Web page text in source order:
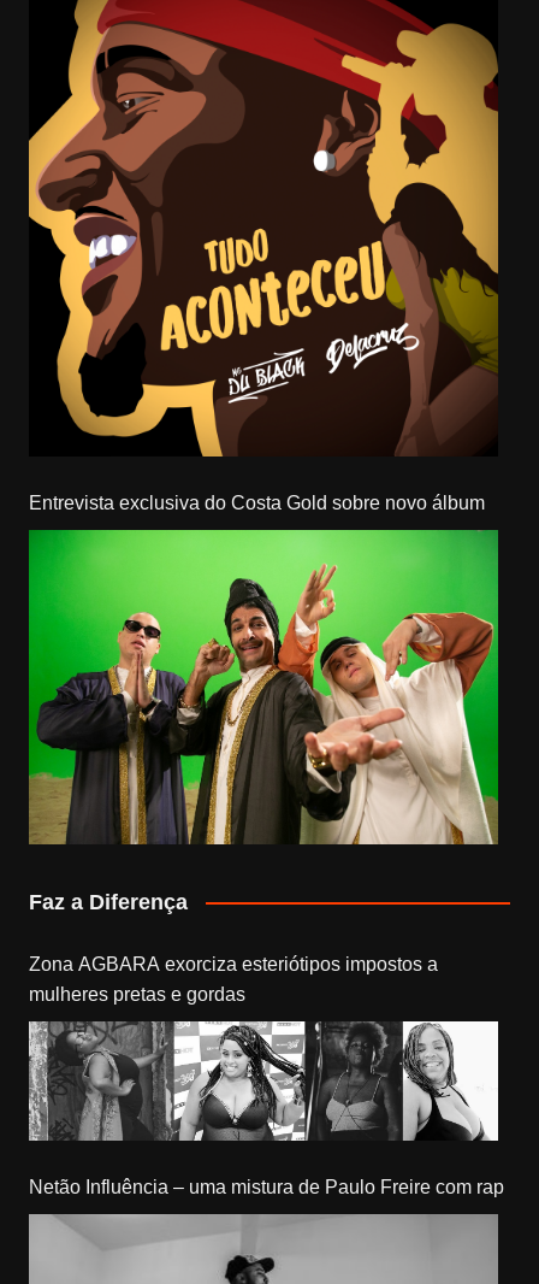
Entrevista exclusiva do Costa Gold sobre novo álbum
Faz a Diferença
Zona AGBARA exorciza esteriótipos impostos a
mulheres pretas e gordas
Netão Influência – uma mistura de Paulo Freire com rap